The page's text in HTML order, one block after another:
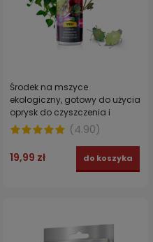
Środek na mszyce
ekologiczny, gotowy do użycia
oprysk do czyszczenia i
ochrony roślin ozdobnych
STRONG 300 ml
(4.90)
19,99 zł do koszyka